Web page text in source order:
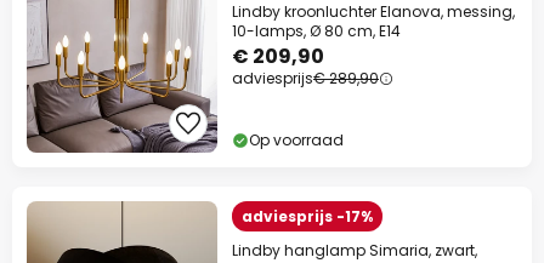
Lindby kroonluchter Elanova, messing,
10-lamps, Ø 80 cm, E14
€ 209,90
adviesprijs€ 289,90
Op voorraad
adviesprijs -17%
Lindby hanglamp Simaria, zwart,